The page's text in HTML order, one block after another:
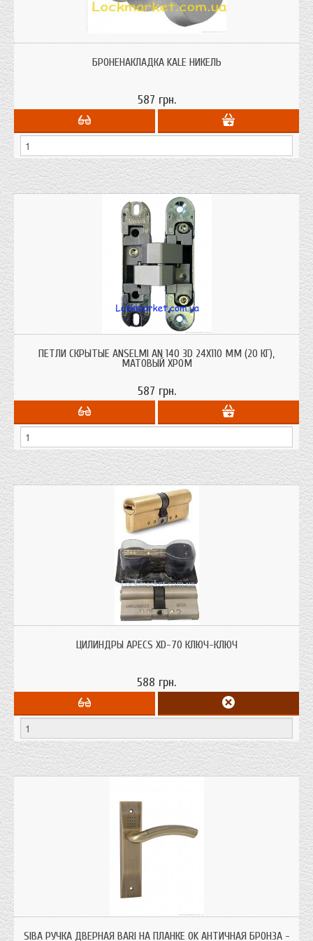
часности от высверливания и выбивания цилиндра замка. Изготовлена из
высоколегированой стали.БРОНЕНАКЛАДКА KALE НИКЕЛЬ
587 грн.
межкомнатных дверей весом до 40 кг.
ПЕТЛИ СКРЫТЫЕ ANSELMI AN 140 3D 24Х110 ММ (20 КГ),
МАТОВЫЙ ХРОМ
587 грн.
прараметры указаны на фотоЦИЛИНДРЫ APECS XD-70 КЛЮЧ-КЛЮЧ
588 грн.
производства дверных ручек Siba используется сплав ЦАМ (ZAMAK) -
SIBA РУЧКА ДВЕРНАЯ BARI НА ПЛАНКЕ 0K АНТИЧНАЯ БРОНЗА -